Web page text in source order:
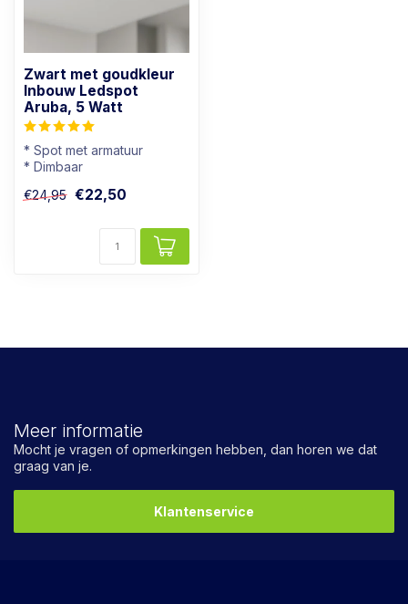
Zwart met goudkleur
Inbouw Ledspot
Aruba, 5 Watt
* Spot met armatuur
* Dimbaar
* Zwart met goudkleur
€24,95 €22,50
Meer informatie
Mocht je vragen of opmerkingen hebben, dan horen we dat
graag van je.
Klantenservice